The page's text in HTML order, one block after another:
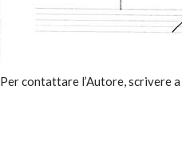
Per contattare l’Autore, scrivere a